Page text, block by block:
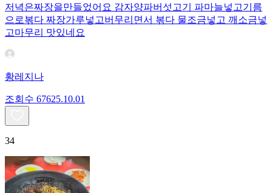
저녁은짜장을만들었어요 감자양파버섯고기 파마늘넣고기름
으로볶다 짜장가루넣고버무리면서 볶다 물조금넣고 깨소금넣
고마무리 맛있네요
황레지나
조회수 67625.10.01
34